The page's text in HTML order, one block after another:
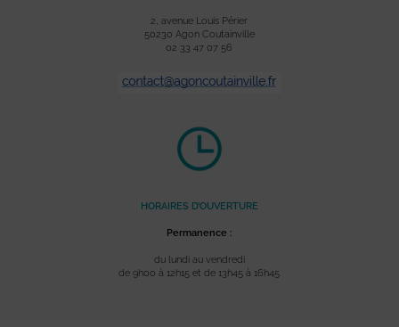
2, avenue Louis Périer
50230 Agon Coutainville
02 33 47 07 56
HORAIRES D’OUVERTURE
Permanence :
du lundi au vendredi
de 9h00 à 12h15 et de 13h45 à 16h45